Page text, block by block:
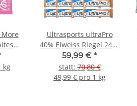
kg
Ultrasports ultraPro
40% Eiweiss Riegel 24er
Box Cookie & Cream
59,99 € *
statt:70,80 €
49,99 € pro 1 kg